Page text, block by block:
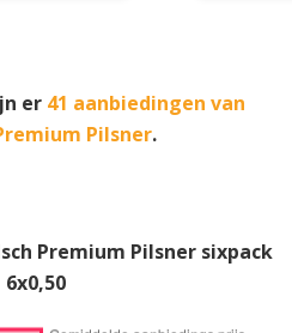
er 41 aanbiedingen van
Pilsner.
Premium Pilsner sixpack
6x0,50